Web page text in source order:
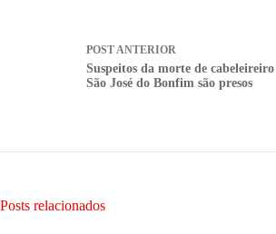
POST ANTERIOR
Suspeitos da morte de cabeleireiro
São José do Bonfim são presos
Posts relacionados